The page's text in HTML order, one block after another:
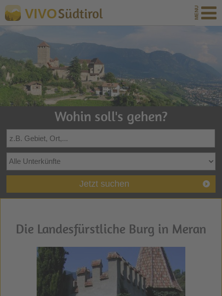
VIVOSüdtirol
Wohin soll's gehen?
Jetzt suchen
Die Landesfürstliche Burg in Meran